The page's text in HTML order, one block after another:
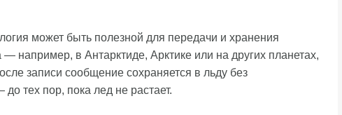
может быть полезной для передачи и хранения
например, в Антарктиде, Арктике или на других планетах,
записи сообщение сохраняется в льду без
тех пор, пока лед не растает.